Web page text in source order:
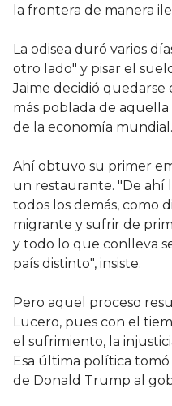
la frontera de manera
La odisea duró varios
otro lado" y pisar el
Jaime decidió quedarse
más poblada de
de la economía mundial.
Ahí obtuvo su primer
un restaurante. "De ahí
todos los demás, como
migrante y sufrir de
y todo lo que conlleva
país distinto", insiste.
Pero aquel proceso
Lucero, pues con el
el sufrimiento, la
Esa última política
de Donald Trump al